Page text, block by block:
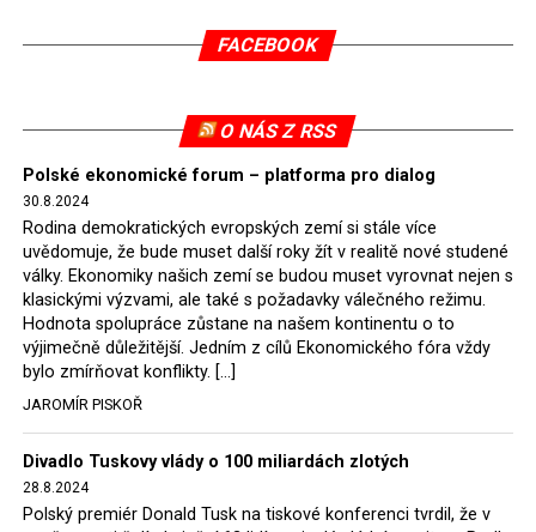
tomuto rozhodnutí nevyhověla, proto na žádost
2022, než byl tento případ z důvodu uzavření dohody
Polska s Českou republikou o odstranění příčin sporu o
důl Turów vymazán z rejstříku tribunálu. Celkem si
Polsko nechalo z přiznaných evropských fondů odečíst
asi 70 milionů eur na pokutách a 45 milionů eur
zaplatilo jako odškodnění České republice – ale jak důl,
tak elektrárna nadále fungovaly. Už tehdy zástupci
tehdejší opozice a dnes vládnoucí koalice, jako
místopředseda Občanské platformy (PO) Rafał
Hołownia, přímo řekli, že by se polská vláda měla
tomuto rozhodnutí podřídit.
FACEBOOK
O NÁS Z RSS
Polské ekonomické forum – platforma pro dialog
30.8.2024
Rodina demokratických evropských zemí si stále více
uvědomuje, že bude muset další roky žít v realitě nové studené
války. Ekonomiky našich zemí se budou muset vyrovnat nejen s
klasickými výzvami, ale také s požadavky válečného režimu.
Hodnota spolupráce zůstane na našem kontinentu o to
výjimečně důležitější. Jedním z cílů Ekonomického fóra vždy
bylo zmírňovat konflikty. […]
JAROMÍR PISKOŘ
Divadlo Tuskovy vlády o 100 miliardách zlotých
28.8.2024
Polský premiér Donald Tusk na tiskové konferenci tvrdil, že v